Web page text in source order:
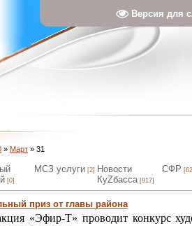
Версия для
» Март » 31
[0]
МСЗ услуги [2]
Новости
КуZбасса [917]
СФР
приз от главы района
«Эфир-Т» проводит конкурс